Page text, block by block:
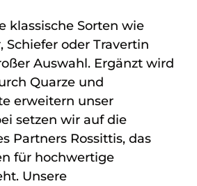
klassische Sorten wie
Schiefer oder Travertin
Auswahl. Ergänzt wird
Quarze und
erweitern unser
setzen wir auf die
Partners Rossittis, das
für hochwertige
Unsere